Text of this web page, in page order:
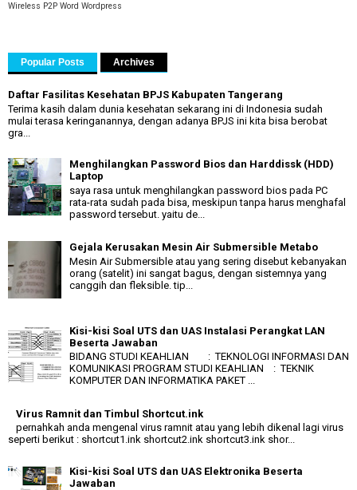
Wireless P2P Word Wordpress
Popular Posts Archives
Daftar Fasilitas Kesehatan BPJS Kabupaten Tangerang
Terima kasih dalam dunia kesehatan sekarang ini di Indonesia sudah
mulai terasa keringanannya, dengan adanya BPJS ini kita bisa berobat
gra...
Menghilangkan Password Bios dan Harddissk (HDD)
Laptop
saya rasa untuk menghilangkan password bios pada PC
rata-rata sudah pada bisa, meskipun tanpa harus menghafal
password tersebut. yaitu de...
Gejala Kerusakan Mesin Air Submersible Metabo
Mesin Air Submersible atau yang sering disebut kebanyakan
orang (satelit) ini sangat bagus, dengan sistemnya yang
canggih dan fleksible. tip...
Kisi-kisi Soal UTS dan UAS Instalasi Perangkat LAN
Beserta Jawaban
BIDANG STUDI KEAHLIAN : TEKNOLOGI INFORMASI DAN
KOMUNIKASI PROGRAM STUDI KEAHLIAN : TEKNIK
KOMPUTER DAN INFORMATIKA PAKET ...
Virus Ramnit dan Timbul Shortcut.ink
pernahkah anda mengenal virus ramnit atau yang lebih dikenal lagi virus
seperti berikut : shortcut1.ink shortcut2.ink shortcut3.ink shor...
Kisi-kisi Soal UTS dan UAS Elektronika Beserta
Jawaban